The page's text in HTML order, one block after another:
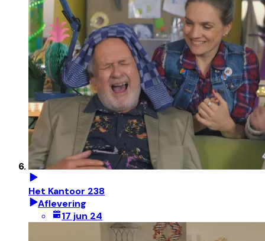
Het Kantoor 238
Aflevering
17 jun 24